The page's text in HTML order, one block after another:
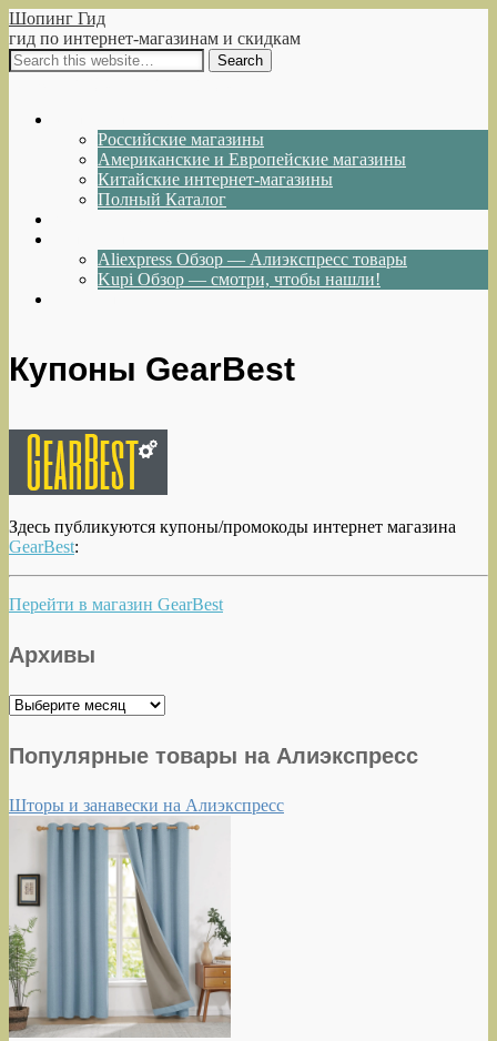
Шопинг Гид
гид по интернет-магазинам и скидкам
Российские магазины
Американские и Европейские магазины
Китайские интернет-магазины
Полный Каталог
Aliexpress Обзор — Алиэкспресс товары
Kupi Обзор — смотри, чтобы нашли!
Купоны GearBest
Здесь публикуются купоны/промокоды интернет магазина
GearBest:
Перейти в магазин GearBest
Архивы
Архивы
Популярные товары на Алиэкспресс
Шторы и занавески на Алиэкспресс